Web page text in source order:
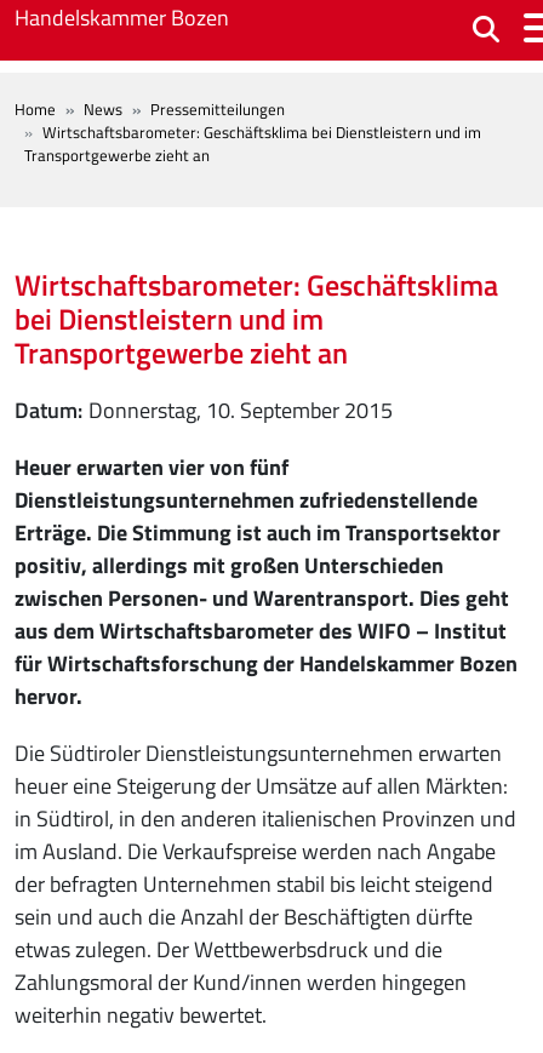
Skip to main content
Handelskammer Bozen
BREADCRUMB
Home News
Pressemitteilungen
Wirtschaftsbarometer: Geschäftsklima bei Dienstleistern und im
Transportgewerbe zieht an
Wirtschaftsbarometer: Geschäftsklima
bei Dienstleistern und im
Transportgewerbe zieht an
Datum Donnerstag, 10. September 2015
Heuer erwarten vier von fünf
Dienstleistungsunternehmen zufriedenstellende
Erträge. Die Stimmung ist auch im Transportsektor
positiv, allerdings mit großen Unterschieden
zwischen Personen- und Warentransport. Dies geht
aus dem Wirtschaftsbarometer des WIFO – Institut
für Wirtschaftsforschung der Handelskammer Bozen
hervor.
Die Südtiroler Dienstleistungsunternehmen erwarten
heuer eine Steigerung der Umsätze auf allen Märkten:
in Südtirol, in den anderen italienischen Provinzen und
im Ausland. Die Verkaufspreise werden nach Angabe
der befragten Unternehmen stabil bis leicht steigend
sein und auch die Anzahl der Beschäftigten dürfte
etwas zulegen. Der Wettbewerbsdruck und die
Zahlungsmoral der Kund/innen werden hingegen
weiterhin negativ bewertet.